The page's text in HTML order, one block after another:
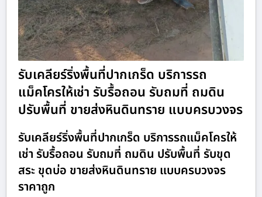
รับเคลียร์ริ่งพื้นที่ปากเกร็ด บริการรถ
แม็คโครให้เช่า รับรื้อถอน รับถมที่ ถมดิน
ปรับพื้นที่ ขายส่งหินดินทราย แบบครบวงจร
รับเคลียร์ริ่งพื้นที่ปากเกร็ด บริการรถแม็คโครให้
เช่า รับรื้อถอน รับถมที่ ถมดิน ปรับพื้นที่ รับขุด
สระ ขุดบ่อ ขายส่งหินดินทราย แบบครบวงจร
ราคาถูก